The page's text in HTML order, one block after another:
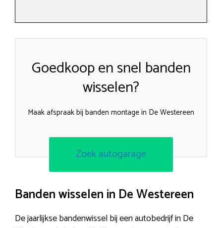
Goedkoop en snel banden
wisselen?
Maak afspraak bij banden montage in De Westereen
Zoek autogarage
Banden wisselen in De Westereen
De jaarlijkse bandenwissel bij een autobedrijf in De